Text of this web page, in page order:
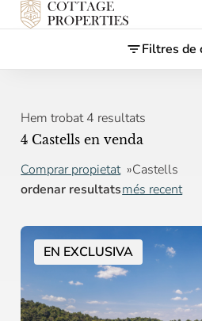
Filtres de
Hem trobat 4 resultats
4 Castells en venda
Comprar propietat
Castells
ordenar resultatsmés recent
EN EXCLUSIVA